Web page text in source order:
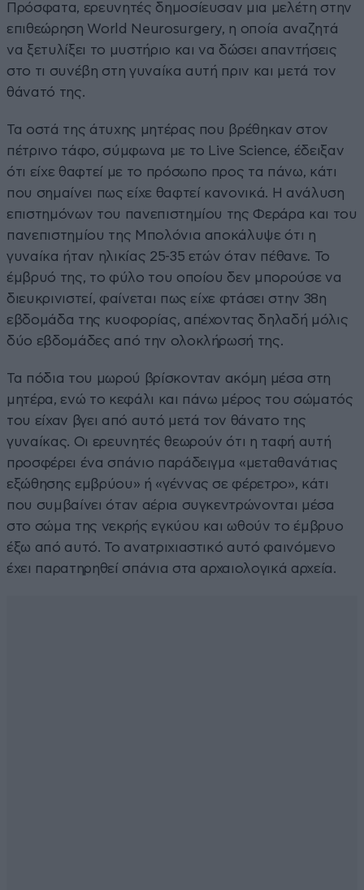
Πρόσφατα, ερευνητές δημοσίευσαν μια μελέτη στην
επιθεώρηση World Neurosurgery, η οποία αναζητά
να ξετυλίξει το μυστήριο και να δώσει απαντήσεις
στο τι συνέβη στη γυναίκα αυτή πριν και μετά τον
θάνατό της.
Τα οστά της άτυχης μητέρας που βρέθηκαν στον
πέτρινο τάφο, σύμφωνα με το Live Science, έδειξαν
ότι είχε θαφτεί με το πρόσωπο προς τα πάνω, κάτι
που σημαίνει πως είχε θαφτεί κανονικά. Η ανάλυση
επιστημόνων του πανεπιστημίου της Φεράρα και του
πανεπιστημίου της Μπολόνια αποκάλυψε ότι η
γυναίκα ήταν ηλικίας 25-35 ετών όταν πέθανε. Το
έμβρυό της, το φύλο του οποίου δεν μπορούσε να
διευκρινιστεί, φαίνεται πως είχε φτάσει στην 38η
εβδομάδα της κυοφορίας, απέχοντας δηλαδή μόλις
δύο εβδομάδες από την ολοκλήρωσή της.
Τα πόδια του μωρού βρίσκονταν ακόμη μέσα στη
μητέρα, ενώ το κεφάλι και πάνω μέρος του σώματός
του είχαν βγει από αυτό μετά τον θάνατο της
γυναίκας. Οι ερευνητές θεωρούν ότι η ταφή αυτή
προσφέρει ένα σπάνιο παράδειγμα «μεταθανάτιας
εξώθησης εμβρύου» ή «γέννας σε φέρετρο», κάτι
που συμβαίνει όταν αέρια συγκεντρώνονται μέσα
στο σώμα της νεκρής εγκύου και ωθούν το έμβρυο
έξω από αυτό. Το ανατριχιαστικό αυτό φαινόμενο
έχει παρατηρηθεί σπάνια στα αρχαιολογικά αρχεία.